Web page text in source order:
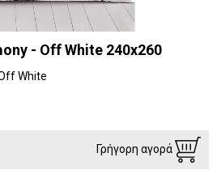
- Off White 240x260
White
Γρήγορη αγορά